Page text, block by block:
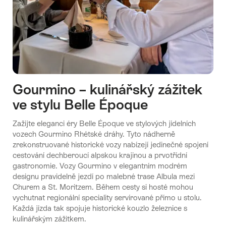
Gourmino – kulinářský zážitek
ve stylu Belle Époque
Zažijte eleganci éry Belle Époque ve stylových jídelních
vozech Gourmino Rhétské dráhy. Tyto nádherně
zrekonstruované historické vozy nabízejí jedinečné spojení
cestování dechberoucí alpskou krajinou a prvotřídní
gastronomie. Vozy Gourmino v elegantním modrém
designu pravidelně jezdí po malebné trase Albula mezi
Churem a St. Moritzem. Během cesty si hosté mohou
vychutnat regionální speciality servírované přímo u stolu.
Každá jízda tak spojuje historické kouzlo železnice s
kulinářským zážitkem.